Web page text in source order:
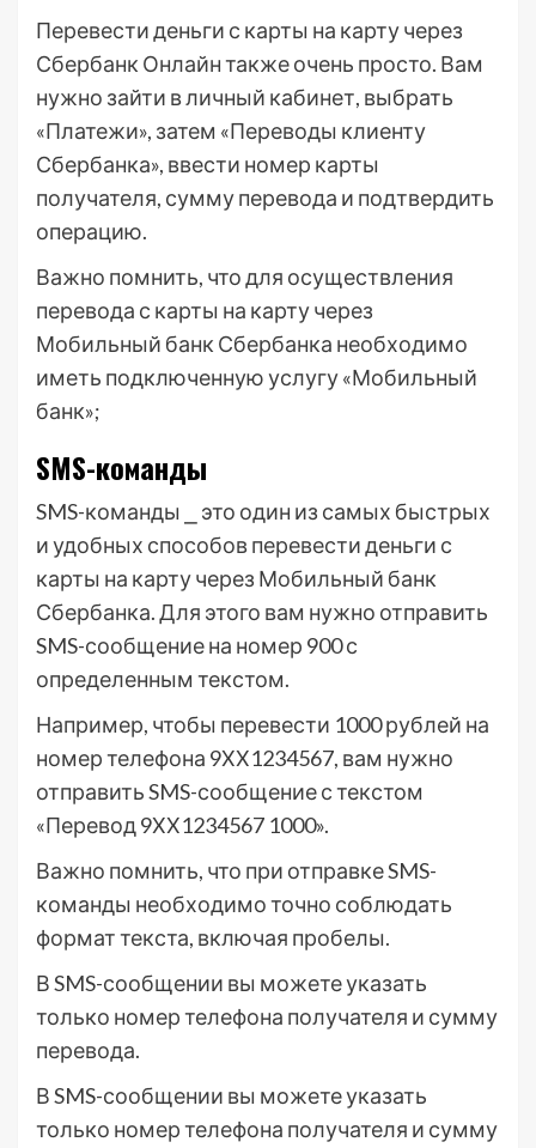
Перевести деньги с карты на карту через
Сбербанк Онлайн также очень просто. Вам
нужно зайти в личный кабинет, выбрать
«Платежи», затем «Переводы клиенту
Сбербанка», ввести номер карты
получателя, сумму перевода и подтвердить
операцию.
Важно помнить, что для осуществления
перевода с карты на карту через
Мобильный банк Сбербанка необходимо
иметь подключенную услугу «Мобильный
банк»;
SMS-команды
SMS-команды ⎯ это один из самых быстрых
и удобных способов перевести деньги с
карты на карту через Мобильный банк
Сбербанка. Для этого вам нужно отправить
SMS-сообщение на номер 900 с
определенным текстом.
Например, чтобы перевести 1000 рублей на
номер телефона 9ХХ1234567, вам нужно
отправить SMS-сообщение с текстом
«Перевод 9ХХ1234567 1000».
Важно помнить, что при отправке SMS-
команды необходимо точно соблюдать
формат текста, включая пробелы.
В SMS-сообщении вы можете указать
только номер телефона получателя и сумму
перевода.
В SMS-сообщении вы можете указать
только номер телефона получателя и сумму